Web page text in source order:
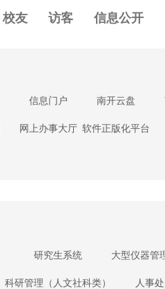
校友 访客 信息公开
信息门户 南开云盘
网上办事大厅 软件正版化平台
研究生系统 大型仪器管
科研管理（人文社科类） 人事处